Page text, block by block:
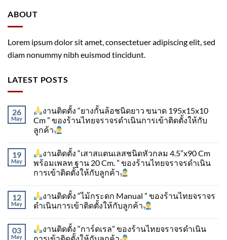
ABOUT
Lorem ipsum dolor sit amet, consectetuer adipiscing elit, sed
diam nonummy nibh euismod tincidunt.
LATEST POSTS
26
May
งานติดตั้ง “ยางกั้นล้อชนิดยาว ขนาด 195x15x10
Cm ” ของร้านไทยจราจรดำเนินการเข้าติดตั้ง​ให้กับ
ลูกค้า
19
May
งานติดตั้ง “เสาสแตนเลสชนิดหัวกลม 4.5”x90 Cm
พร้อมเพลท ฐาน 20 Cm. ” ของร้านไทยจราจรดำเนิน
การเข้าติดตั้ง​ให้กับลูกค้า
12
May
งานติดตั้ง “ไม้กระดก Manual ” ของร้านไทยจราจร
ดำเนินการเข้าติดตั้ง​ให้กับลูกค้า
03
May
งานติดตั้ง “การ์ดเรล” ของร้านไทยจราจรดำเนิน